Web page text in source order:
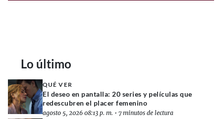
Lo último
QUÉ VER
El deseo en pantalla: 20 series y películas que
redescubren el placer femenino
agosto 5, 2026 08:13 p. m. • 7 minutos de lectura